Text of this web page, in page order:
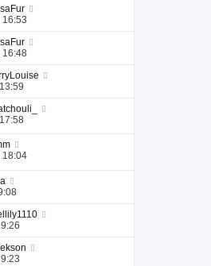
16:53
16:48
18:04